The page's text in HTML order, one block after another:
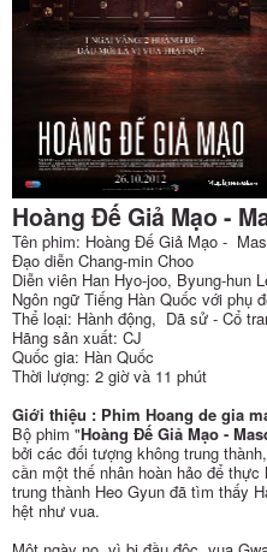
Hoàng Đế Giả Mạo -
Tên phim: Hoàng Đế Giả Mạo -
Đạo diễn Chang-min Choo
Diễn viên Han Hyo-joo, Byung-hun
Ngôn ngữ Tiếng Hàn Quốc với phụ
Thể loại: Hành động, Dã sử - Cổ
Hãng sản xuất: CJ
Quốc gia: Hàn Quốc
Thời lượng: 2 giờ và 11 phút
Giới thiệu : Phim Hoang de gia
Bộ phim "Hoàng Đế Giả Mạo -
bởi các đối tượng không trung
cần một thế nhân hoàn hảo để
trung thành Heo Gyun đã tìm thấy
hệt như vua.